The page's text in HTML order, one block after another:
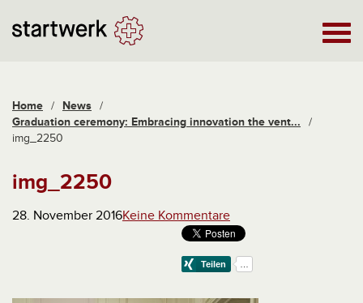
Home / News /
Graduation ceremony: Embracing innovation the vent...
/
img_2250
img_2250
28. November 2016Keine Kommentare